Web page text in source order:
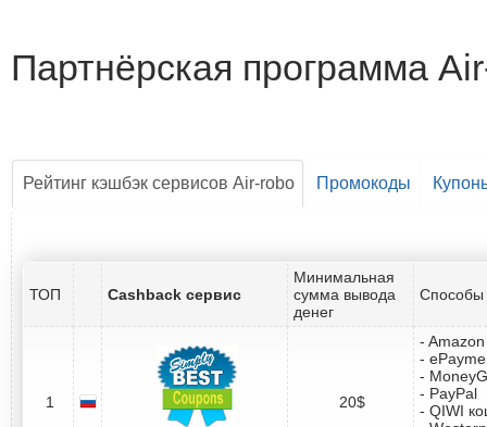
Партнёрская программа
Рейтинг кэшбэк сервисов Air-robo Промокоды
ТОП Cashback сервис
Минимальная
сумма вывода
денег
Способы
1 20$
-
-
-
- PayPal
- QIWI